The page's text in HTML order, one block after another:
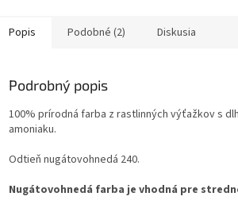
Popis Podobné (2) Diskusia
Podrobný popis
100% prírodná farba z rastlinných výťažkov s
amoniaku.
Odtieň nugátovohnedá 240.
Nugátovohnedá farba je vhodná pre